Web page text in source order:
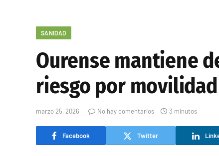
SANIDAD
Ourense mantiene
riesgo por
marzo 25, 2026 No hay comentarios 3 minutos
Facebook Twitter